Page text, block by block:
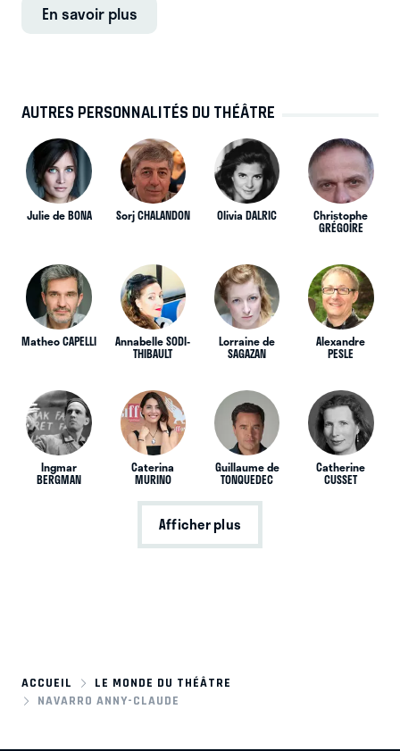
En savoir plus
AUTRES PERSONNALITÉS DU THÉÂTRE
Julie de BONA Sorj CHALANDON Olivia DALRIC Christophe
GRÉGOIRE
Matheo CAPELLI Annabelle SODI-
THIBAULT
Lorraine de
SAGAZAN
Alexandre
PESLE
Ingmar
BERGMAN
Caterina
MURINO
Guillaume de
TONQUEDEC
Catherine
CUSSET
Afficher plus
ACCUEIL
LE MONDE DU THÉÂTRE
NAVARRO ANNY-CLAUDE